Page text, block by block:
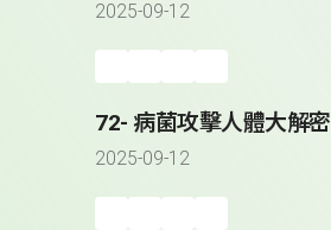
2025-09-12
72- 病菌攻擊人體大解密
2025-09-12